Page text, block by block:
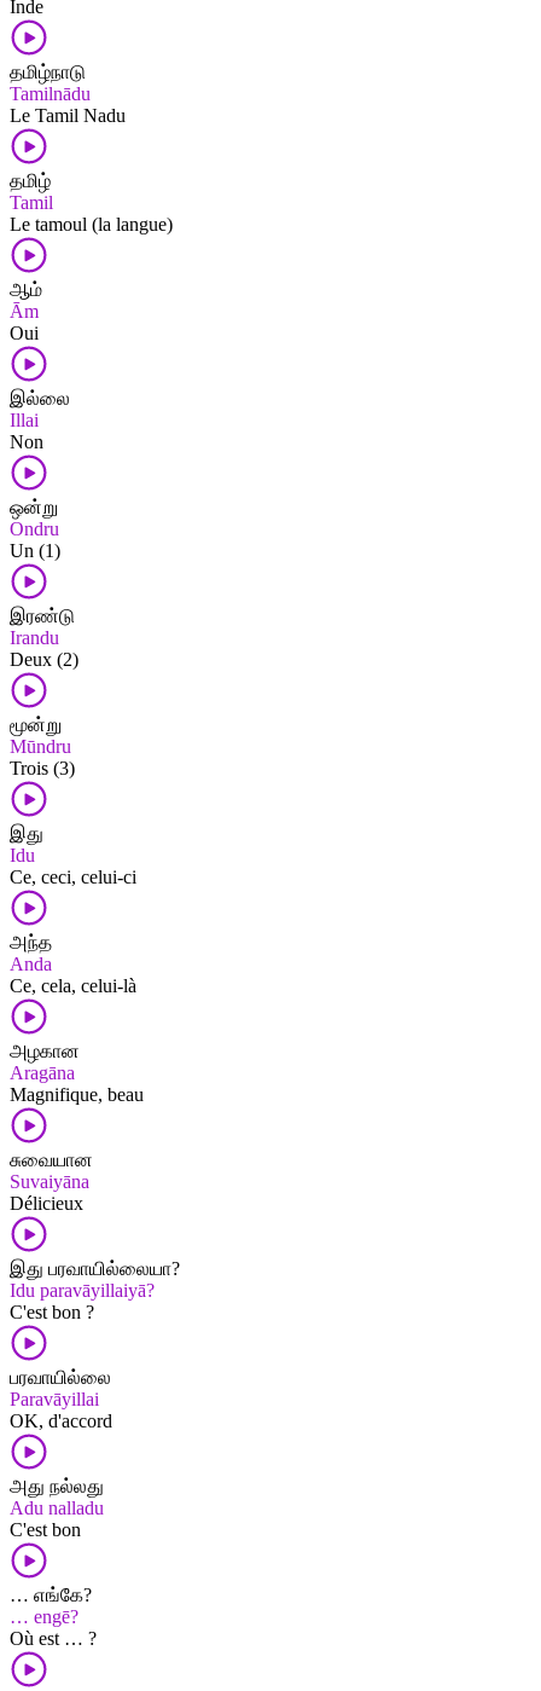
Inde
தமிழ்நாடு
Tamilnādu
Le Tamil Nadu
தமிழ்
Tamil
Le tamoul (la langue)
ஆம்
Ām
Oui
இல்லை
Illai
Non
ஒன்று
Ondru
Un (1)
இரண்டு
Irandu
Deux (2)
மூன்று
Mūndru
Trois (3)
இது
Idu
Ce, ceci, celui-ci
அந்த
Anda
Ce, cela, celui-là
அழகான
Aragāna
Magnifique, beau
சுவையான
Suvaiyāna
Délicieux
இது பரவாயில்லையா?
Idu paravāyillaiyā?
C'est bon ?
பரவாயில்லை
Paravāyillai
OK, d'accord
அது நல்லது
Adu nalladu
C'est bon
… எங்கே?
… engē?
Où est … ?